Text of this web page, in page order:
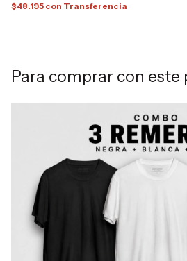
$48.195 con Transferencia
Para comprar con